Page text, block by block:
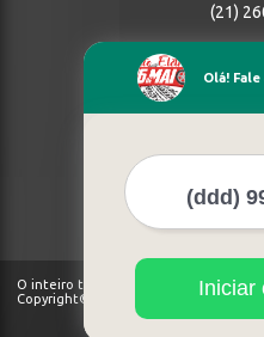
(21)
Mapa
O inteiro teor deste site está sujeito à
Copyright© Auto Elétrica 26 de Maio
Olá!
Iniciar